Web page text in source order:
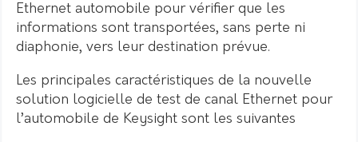
Ethernet automobile pour vérifier que les
informations sont transportées, sans perte ni
diaphonie, vers leur destination prévue.
Les principales caractéristiques de la nouvelle
solution logicielle de test de canal Ethernet pour
l’automobile de Keysight sont les suivantes